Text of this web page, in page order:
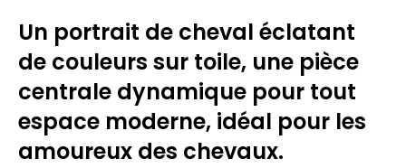
Un portrait de cheval éclatant
de couleurs sur toile, une pièce
centrale dynamique pour tout
espace moderne, idéal pour les
amoureux des chevaux.